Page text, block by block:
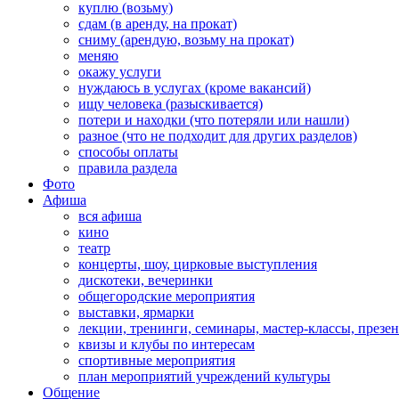
куплю (возьму)
сдам (в аренду, на прокат)
сниму (арендую, возьму на прокат)
меняю
окажу услуги
нуждаюсь в услугах (кроме вакансий)
ищу человека (разыскивается)
потери и находки (что потеряли или нашли)
разное (что не подходит для других разделов)
способы оплаты
правила раздела
Фото
Афиша
вся афиша
кино
театр
концерты, шоу, цирковые выступления
дискотеки, вечеринки
общегородские мероприятия
выставки, ярмарки
лекции, тренинги, семинары, мастер-классы,
квизы и клубы по интересам
спортивные мероприятия
план мероприятий учреждений культуры
Общение